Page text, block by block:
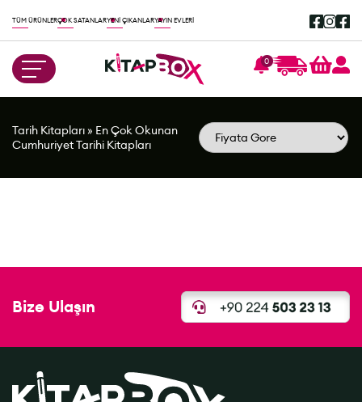
TÜM ÜRÜNLERÇOK SATANLARYENİ ÇIKANLARYAYIN EVLERİ
0
Tarih Kitapları» En Çok Okunan
Cumhuriyet Tarihi Kitapları
Bize Ulaşın